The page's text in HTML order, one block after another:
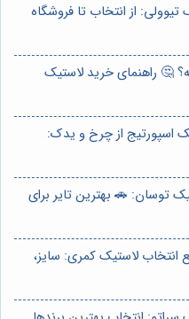
از انتخاب تا فروشگاه
🤔 راهنمای خرید لاستیک
اسپورتیج از چرخ و یدک:
توسان: 🚗 بهترین تایر برای
انتخاب لاستیک کمری: سایز،